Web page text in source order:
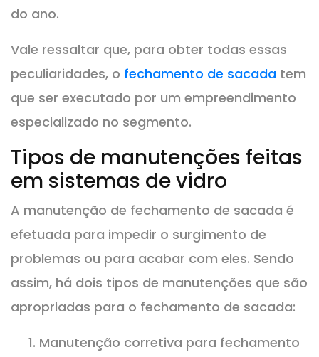
do ano.
Vale ressaltar que, para obter todas essas
peculiaridades, o fechamento de sacada tem
que ser executado por um empreendimento
especializado no segmento.
Tipos de manutenções feitas
em sistemas de vidro
A manutenção de fechamento de sacada é
efetuada para impedir o surgimento de
problemas ou para acabar com eles. Sendo
assim, há dois tipos de manutenções que são
apropriadas para o fechamento de sacada:
Manutenção corretiva para fechamento